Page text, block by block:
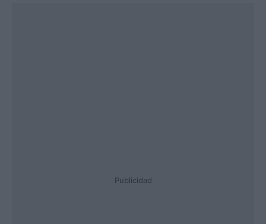
Publicidad